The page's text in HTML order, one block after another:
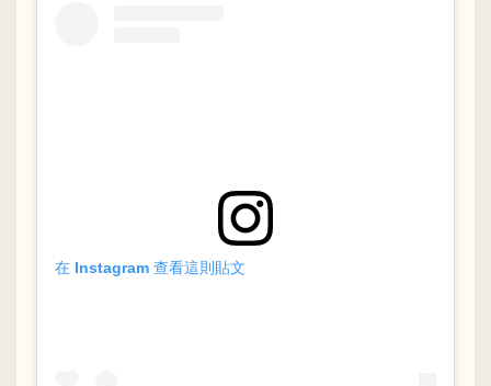
在 Instagram 查看這則貼文